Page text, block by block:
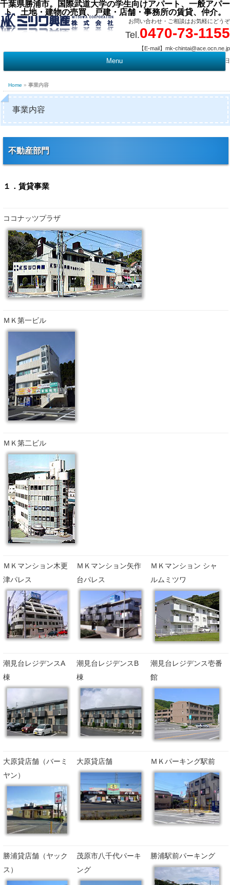
千葉県勝浦市。国際武道大学の学生向けアパート、一般アパー
ト、土地・建物の売買、戸建・店舗・事務所の賃貸、仲介。
お問い合わせ・ご相談はお気軽にどうぞ
Tel.0470-73-1155
【E-mail】mk-chintai@ace.ocn.ne.jp
【営業時間】09:00 ～ 17:15 【定 休 日】水曜・祭日
Menu
Home » 事業内容
事業内容
不動産部門
１．賃貸事業
ココナッツプラザ
ＭＫ第一ビル
ＭＫ第二ビル
ＭＫマンション木更
津パレス
ＭＫマンション矢作
台パレス
ＭＫマンション シャ
ルムミツワ
潮見台レジデンスA
棟
潮見台レジデンスB
棟
潮見台レジデンス壱番
館
大原貸店舗（バーミ
ヤン）
大原貸店舗 ＭＫパーキング駅前
勝浦貸店舗（ヤック
ス）
茂原市八千代パーキ
ング
勝浦駅前パーキング